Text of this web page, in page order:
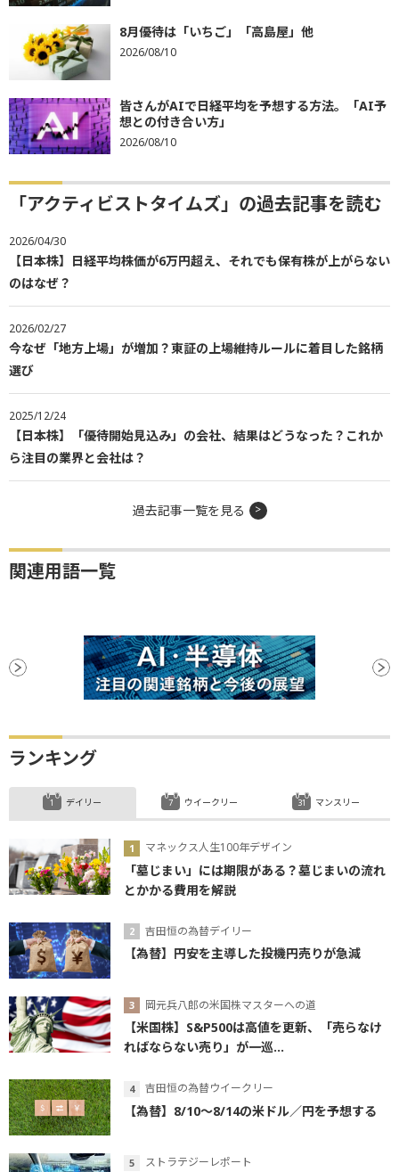
「アクティビストタイムズ」の過去記事を読む
2026/04/30
のはなぜ？
今なぜ「地方上場」が増加？東証の上場維持ルールに着目した銘柄
選び
2025/12/24
【日本株】「優待開始見込み」の会社、結果はどうなった？これか
ら注目の業界と会社は？
過去記事一覧を見る
デイリー
マネックス人生100年デザイン
「墓じまい」には期限がある？墓じまいの流れ
【為替】円安を主導した投機円売りが急減
【米国株】S&P500は高値を更新、「売らなけ
ればならない売り」が一巡...
【為替】8/10～8/14の米ドル／円を予想する
半導体株の調整は底値をつけたか
ウイークリー
ランキング一覧を見る
アンケート